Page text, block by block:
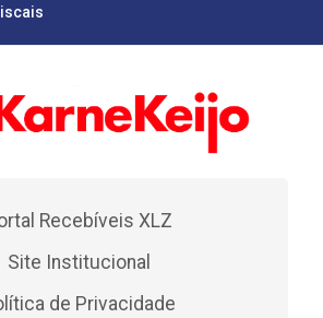
Recebíveis XLZ
Site Institucional
de Privacidade